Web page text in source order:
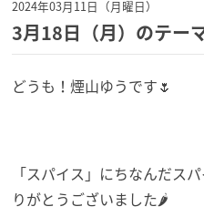
2024年03月11日（月曜日）
3月18日（月）のテー
どうも！煙山ゆうです🌷
「スパイス」にちなんだス
りがとうございました🌶